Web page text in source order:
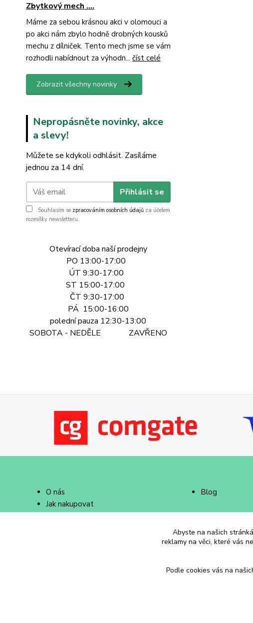
Zbytkový mech ....
Máme za sebou krásnou akci v olomouci a
po akci nám zbylo hodně drobných kousků
mechu z dílniček. Tento mech jsme se vám
rozhodli nabídnout za výhodn... číst celé
Zobrazit všechny novinky
Nepropásněte novinky, akce
a slevy!
Můžete se kdykoli odhlásit. Zasíláme
jednou za 14 dní.
Přihlásit se
Souhlasím se zpracováním osobních údajů za účelem
rozesílky newsletteru.
Otevírací doba naší prodejny
PO 13:00-17:00
ÚT 9:30-17:00
ST 15:00-17:00
ČT 9:30-17:00
PÁ 15:00-16:00
polední pauza 12:30-13:00
SOBOTA - NEDĚLE ZAVŘENO
O nás
Jak nakupovat
Doprava a platba
Blog
Abyste na našich
reklamy na věci, které vás
Podle cookies vás na